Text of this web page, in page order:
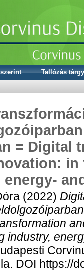
Tallózás
= Digital
energy-
(2022)
industry,
DOI https://